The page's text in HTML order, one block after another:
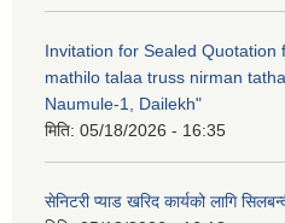
Invitation for Sealed Quotation
mathilo talaa truss nirman
Naumule-1, Dailekh"
मिति: 05/18/2026 - 16:35
सेनिटरी प्याड खरिद कार्यको लागि